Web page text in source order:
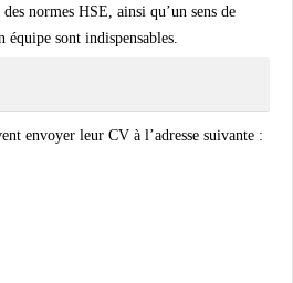
normes HSE, ainsi qu’un sens de
sont indispensables.
envoyer leur CV à l’adresse suivante :